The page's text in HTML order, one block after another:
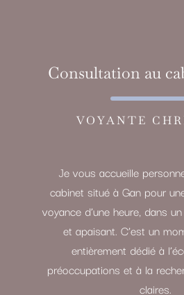
Consultation au
VOYANTE
Je vous accueille
cabinet situé à Gan pour
voyance d’une heure, dans
et apaisant. C’est un
entièrement dédié à
préoccupations et à la
claires.